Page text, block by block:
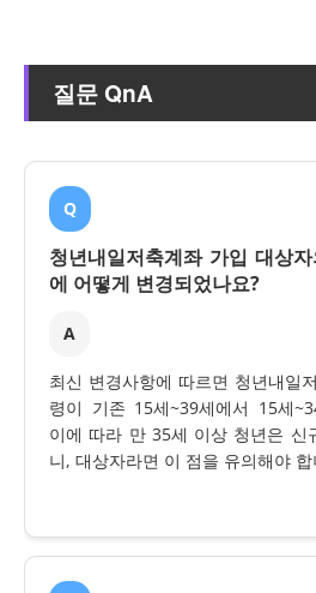
질문 QnA
Q
청년내일저축계좌 가입 대상
에 어떻게 변경되었나요?
A
최신 변경사항에 따르면 청년내일
령이 기존 15세~39세에서 15세
이에 따라 만 35세 이상 청년은 신
니, 대상자라면 이 점을 유의해야 합